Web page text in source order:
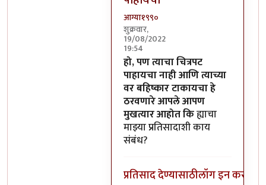
आग्या१९९०
शुक्रवार,
19/08/2022
19:54
In reply toयाचा या प्रतिसादाशी काय
हो, पण त्याचा चित्रपट
पाहायचा नाही आणि त्याच्या
वर बहिष्कार टाकायचा हे
ठरवणारे आपले आपण
मुखत्यार आहोत किह्याचा
माझ्या प्रतिसादाशी काय
संबंध?
प्रतिसाद देण्यासाठीलॉग इन करा